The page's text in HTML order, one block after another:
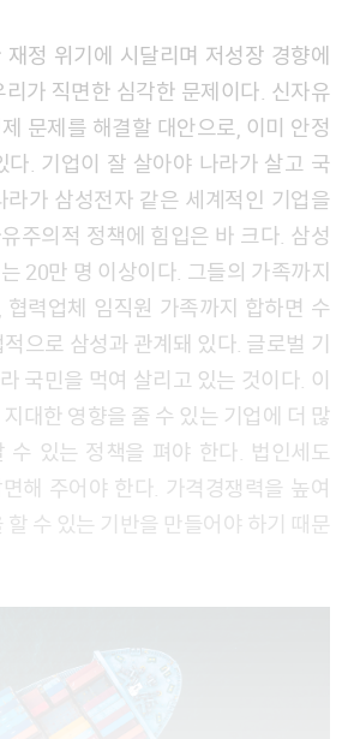
가 직면한 심각한 문제이다. 신자유
문제를 해결할 대안으로, 이미 안정
다. 기업이 잘 살아야 나라가 살고 국
라가 삼성전자 같은 세계적인 기업을
주의적 정책에 힘입은 바 크다. 삼성
20만 명 이상이다. 그들의 가족까지
협력업체 임직원 가족까지 합하면 수
적으로 삼성과 관계돼 있다. 글로벌 기
국민을 먹여 살리고 있는 것이다. 이
대한 영향을 줄 수 있는 기업에 더 많
수 있는 정책을 펴야 한다. 법인세도
해 주어야 한다. 가격경쟁력을 높여
할 수 있는 기반을 만들어야 하기 때문